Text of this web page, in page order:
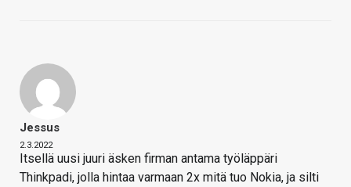
Jessus
2.3.2022
Itsellä uusi juuri äsken firman antama työläppäri
Thinkpadi, jolla hintaa varmaan 2x mitä tuo Nokia, ja silti